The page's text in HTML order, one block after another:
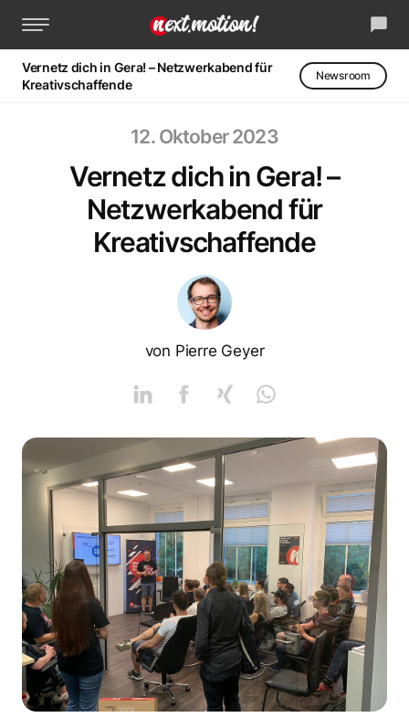
IT-Systemhaus
Unsere Welt
Referenzen
Lass uns reden
zur Startseite
Vernetz dich in Gera! – Netzwerkabend für
Kreativschaffende
Newsroom
12. Oktober 2023
Vernetz dich in Gera! –
Netzwerkabend für
Kreativschaffende
von Pierre Geyer
Linked INFacebook
XINGWhatsApp